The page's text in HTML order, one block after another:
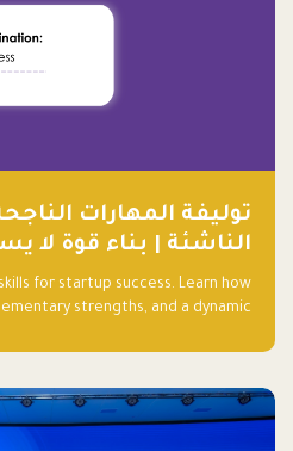
توليفة المهارات
الناشئة | بناء قوة لا
for startup success. Learn how
strengths, and a dynamic
your startup! Follow us @FalakHub